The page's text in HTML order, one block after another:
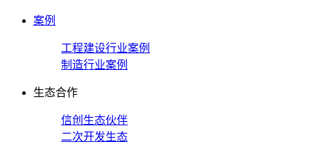
案例
工程建设行业案例
制造行业案例
生态合作
信创生态伙伴
二次开发生态